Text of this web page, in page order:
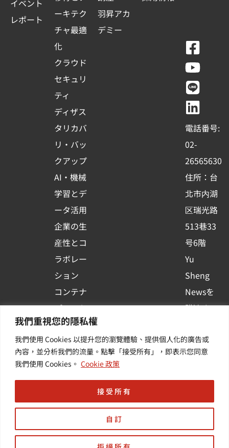
我們重視您的隱私權
我們使用 Cookies 以提升您的瀏覽體驗、提供個人化的廣告或
內容，並分析我們的流量。點擊「接受所有」，即表示您同意
我們使用 Cookies。 Cookie 政策
自訂
接受所有
イベント
レポート
ーキテク
チャ最適
化
クラウド
セキュリ
ティ
ディザス
タリカバ
リ・バッ
クアップ
AI・機械
学習とデ
ータ活用
企業の生
産性とコ
ラボレー
ション
コンテナ
プラット
フォーム
活用
その他・
羽昇アカ
デミー
F
a
c
e
b
o
o
k
-
s
q
u
a
r
e
Y
o
u
t
u
b
e
L
i
n
e
L
i
n
k
e
d
i
n
電話番号:
02-
26565630
住所：台
北市内湖
区瑞光路
513巷33
号6階
Yu
Sheng
Newsを
購読する
イベント
や業界情